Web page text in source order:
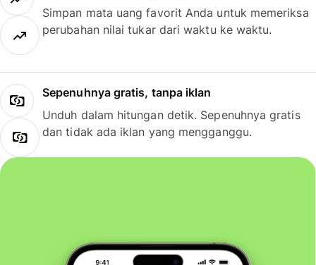
Simpan mata uang favorit Anda untuk memeriksa
perubahan nilai tukar dari waktu ke waktu.
Sepenuhnya gratis, tanpa iklan
Unduh dalam hitungan detik. Sepenuhnya gratis
dan tidak ada iklan yang mengganggu.